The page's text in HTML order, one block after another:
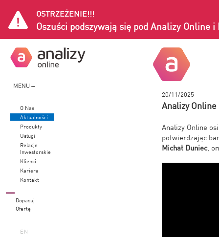
OSTRZEŻENIE!!!
Oszuści podszywają się pod Analizy Online i
MENU
O Nas
Aktualności
Produkty
Usługi
Relacje
Inwestorskie
Klienci
Kariera
Kontakt
Dopasuj
Ofertę
EN
20/11/2025
Analizy
Analizy Online
potwierdzając
Michał Duniec,